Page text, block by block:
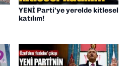
YENİ Parti’ye yerelde kitlesel
katılım!